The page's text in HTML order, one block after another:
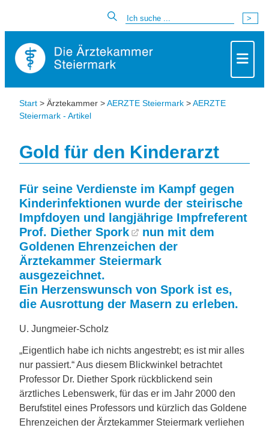
Start > Ärztekammer >AERZTE Steiermark >AERZTE
Steiermark - Artikel
Gold für den Kinderarzt
Für seine Verdienste im Kampf gegen
Kinderinfektionen wurde der steirische
Impfdoyen und langjährige Impfreferent
Prof. Diether Spork
nun mit dem
Goldenen Ehrenzeichen der
Ärztekammer Steiermark
ausgezeichnet.
Ein Herzenswunsch von Spork ist es,
die Ausrottung der Masern zu erleben.
U. Jungmeier-Scholz
„Eigentlich habe ich nichts angestrebt; es ist mir alles
nur passiert.“ Aus diesem Blickwinkel betrachtet
Professor Dr. Diether Spork rückblickend sein
ärztliches Lebenswerk, für das er im Jahr 2000 den
Berufstitel eines Professors und kürzlich das Goldene
Ehrenzeichen der Ärztekammer Steiermark verliehen